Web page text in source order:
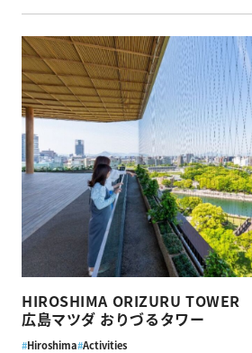
HIROSHIMA ORIZURU TOWER
広島マツダ おりづるタワー
#Hiroshima#Activities